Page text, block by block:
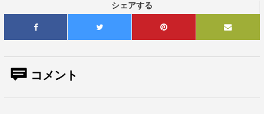
シェアする
コメント